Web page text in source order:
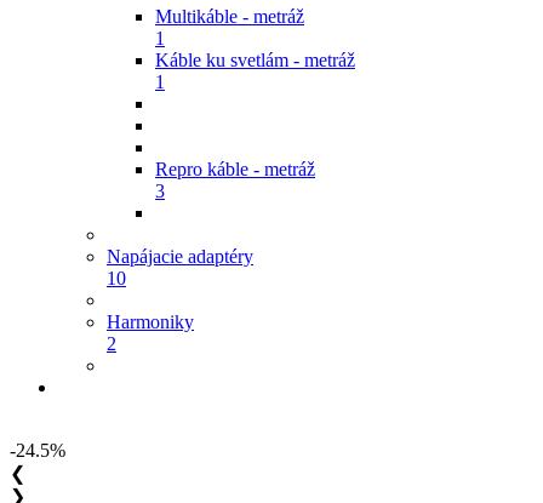
Multikáble - metráž
1
Káble ku svetlám - metráž
1
Repro káble - metráž
3
Napájacie adaptéry
10
Harmoniky
2
-24.5%
❮
❯